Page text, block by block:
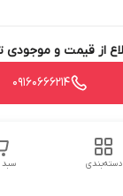
از قیمت و موجودی
09160666214
سبد دسته‌بندی